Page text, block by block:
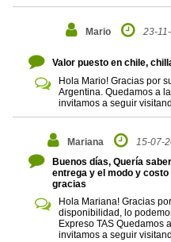
Mario 23-
Valor puesto en chile,
Hola Mario! Gracias por
Argentina. Quedamos a
invitamos a seguir
Mariana 15-07-
Buenos días, Quería
entrega y el modo y
gracias
Hola Mariana! Gracias
disponibilidad, lo
Expreso TAS Quedamos
invitamos a seguir